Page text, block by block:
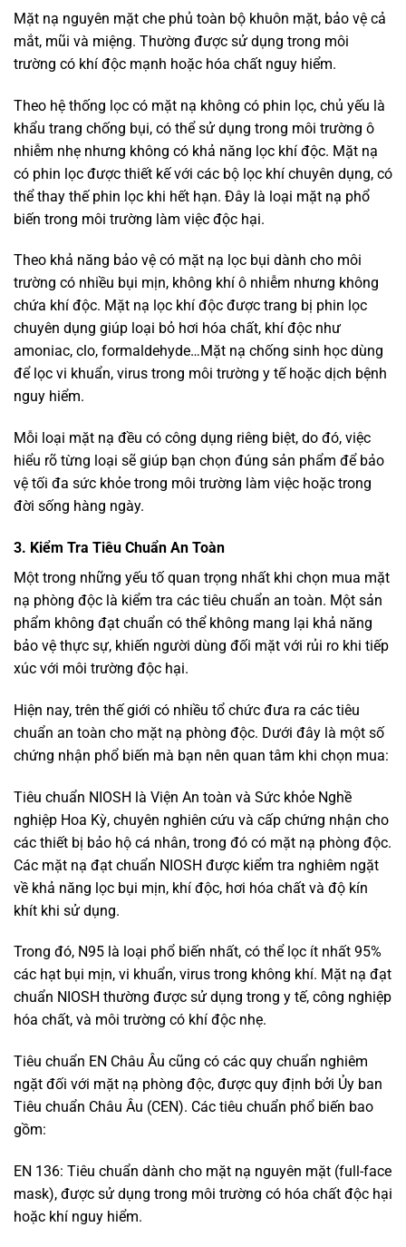
Mặt nạ nguyên mặt che phủ toàn bộ khuôn mặt, bảo vệ cả
mắt, mũi và miệng. Thường được sử dụng trong môi
trường có khí độc mạnh hoặc hóa chất nguy hiểm.
Theo hệ thống lọc có mặt nạ không có phin lọc, chủ yếu là
khẩu trang chống bụi, có thể sử dụng trong môi trường ô
nhiễm nhẹ nhưng không có khả năng lọc khí độc. Mặt nạ
có phin lọc được thiết kế với các bộ lọc khí chuyên dụng, có
thể thay thế phin lọc khi hết hạn. Đây là loại mặt nạ phổ
biến trong môi trường làm việc độc hại.
Theo khả năng bảo vệ có mặt nạ lọc bụi dành cho môi
trường có nhiều bụi mịn, không khí ô nhiễm nhưng không
chứa khí độc. Mặt nạ lọc khí độc được trang bị phin lọc
chuyên dụng giúp loại bỏ hơi hóa chất, khí độc như
amoniac, clo, formaldehyde…Mặt nạ chống sinh học dùng
để lọc vi khuẩn, virus trong môi trường y tế hoặc dịch bệnh
nguy hiểm.
Mỗi loại mặt nạ đều có công dụng riêng biệt, do đó, việc
hiểu rõ từng loại sẽ giúp bạn chọn đúng sản phẩm để bảo
vệ tối đa sức khỏe trong môi trường làm việc hoặc trong
đời sống hàng ngày.
3. Kiểm Tra Tiêu Chuẩn An Toàn
Một trong những yếu tố quan trọng nhất khi chọn mua mặt
nạ phòng độc là kiểm tra các tiêu chuẩn an toàn. Một sản
phẩm không đạt chuẩn có thể không mang lại khả năng
bảo vệ thực sự, khiến người dùng đối mặt với rủi ro khi tiếp
xúc với môi trường độc hại.
Hiện nay, trên thế giới có nhiều tổ chức đưa ra các tiêu
chuẩn an toàn cho mặt nạ phòng độc. Dưới đây là một số
chứng nhận phổ biến mà bạn nên quan tâm khi chọn mua:
Tiêu chuẩn NIOSH là Viện An toàn và Sức khỏe Nghề
nghiệp Hoa Kỳ, chuyên nghiên cứu và cấp chứng nhận cho
các thiết bị bảo hộ cá nhân, trong đó có mặt nạ phòng độc.
Các mặt nạ đạt chuẩn NIOSH được kiểm tra nghiêm ngặt
về khả năng lọc bụi mịn, khí độc, hơi hóa chất và độ kín
khít khi sử dụng.
Trong đó, N95 là loại phổ biến nhất, có thể lọc ít nhất 95%
các hạt bụi mịn, vi khuẩn, virus trong không khí. Mặt nạ đạt
chuẩn NIOSH thường được sử dụng trong y tế, công nghiệp
hóa chất, và môi trường có khí độc nhẹ.
Tiêu chuẩn EN Châu Âu cũng có các quy chuẩn nghiêm
ngặt đối với mặt nạ phòng độc, được quy định bởi Ủy ban
Tiêu chuẩn Châu Âu (CEN). Các tiêu chuẩn phổ biến bao
gồm:
EN 136: Tiêu chuẩn dành cho mặt nạ nguyên mặt (full-face
mask), được sử dụng trong môi trường có hóa chất độc hại
hoặc khí nguy hiểm.